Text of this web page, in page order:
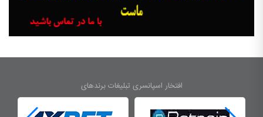
افتخار اسپانسری تبلیغات برندهای